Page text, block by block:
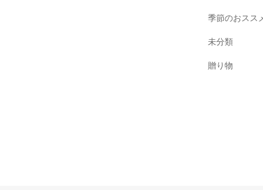
季節のおスス
未分類
贈り物